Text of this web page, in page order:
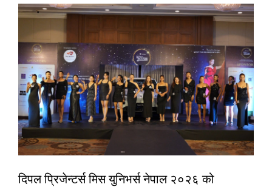
दिपल प्रिजेन्टर्स मिस युनिभर्स नेपाल २०२६ को